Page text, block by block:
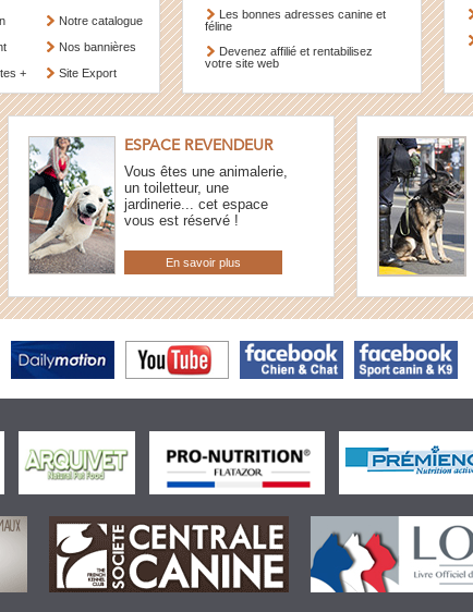
+
Notre catalogue
Nos bannières
Site Export
Les bonnes adresses canine et
féline
Devenez affilié et rentabilisez
votre site web
ESPACE REVENDEUR
Vous êtes une animalerie,
un toiletteur, une
jardinerie... cet espace
vous est réservé !
En savoir plus